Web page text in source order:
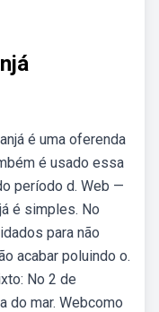
é uma oferenda
é usado essa
período d. Web —
é simples. No
para não
acabar poluindo o.
No 2 de
do mar. Webcomo